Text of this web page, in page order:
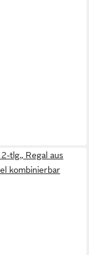
tlg., Regal aus
kombinierbar